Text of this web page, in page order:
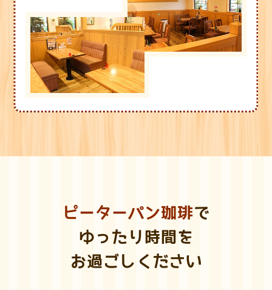
ピーターパン珈琲で
ゆったり時間を
お過ごしください